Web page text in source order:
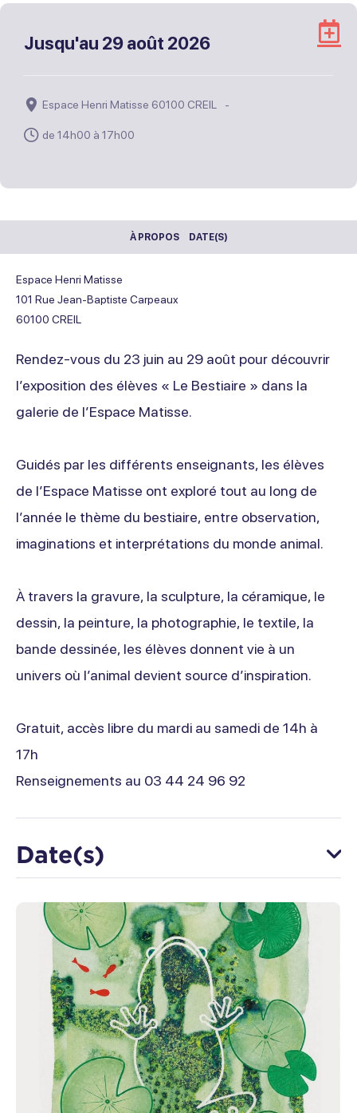
Jusqu'au 29 août 2026
à
Espace Henri Matisse 60100 CREIL
de 14h00 à 17h00
À PROPOS DATE(S)
Espace Henri Matisse
101 Rue Jean-Baptiste Carpeaux
60100 CREIL
Rendez-vous du 23 juin au 29 août pour découvrir
l’exposition des élèves « Le Bestiaire » dans la
galerie de l’Espace Matisse.
Guidés par les différents enseignants, les élèves
de l’Espace Matisse ont exploré tout au long de
l’année le thème du bestiaire, entre observation,
imaginations et interprétations du monde animal.
À travers la gravure, la sculpture, la céramique, le
dessin, la peinture, la photographie, le textile, la
bande dessinée, les élèves donnent vie à un
univers où l’animal devient source d’inspiration.
Gratuit, accès libre du mardi au samedi de 14h à
17h
Renseignements au 03 44 24 96 92
Date(s)
Lundi
Fermé
Mardi
Ouvert de 14h à 17h
Mercredi
Ouvert de 14h à 17h